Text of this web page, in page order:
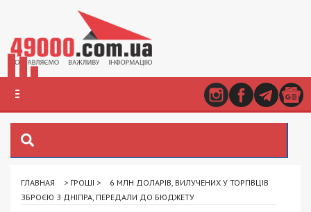
ГЛАВНАЯ > ГРОШІ >
6 МЛН ДОЛАРІВ, ВИЛУЧЕНИХ У ТОРГІВЦІВ
ЗБРОЄЮ З ДНІПРА, ПЕРЕДАЛИ ДО БЮДЖЕТУ